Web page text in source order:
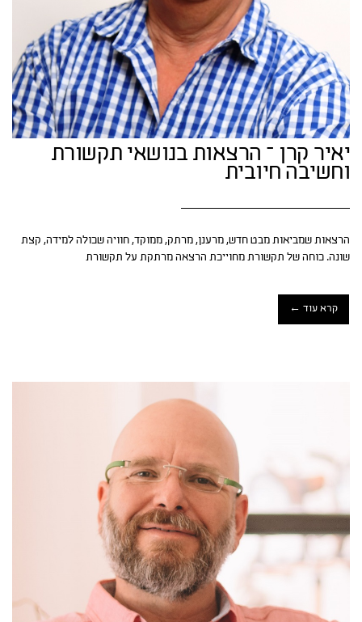
יאיר קרן – הרצאות בנושאי תקשורת
וחשיבה חיובית
הרצאות שמביאות מבט חדש, מרענן, מרתק, ממוקד, חוויה שכולה למידה, קצת
שונה. כוחה של תקשורת מחוייכת הרצאה מרתקת על תקשורת
קרא עוד ←